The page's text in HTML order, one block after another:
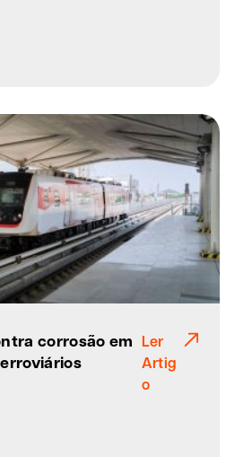
corrosão em Ler
Artig
o